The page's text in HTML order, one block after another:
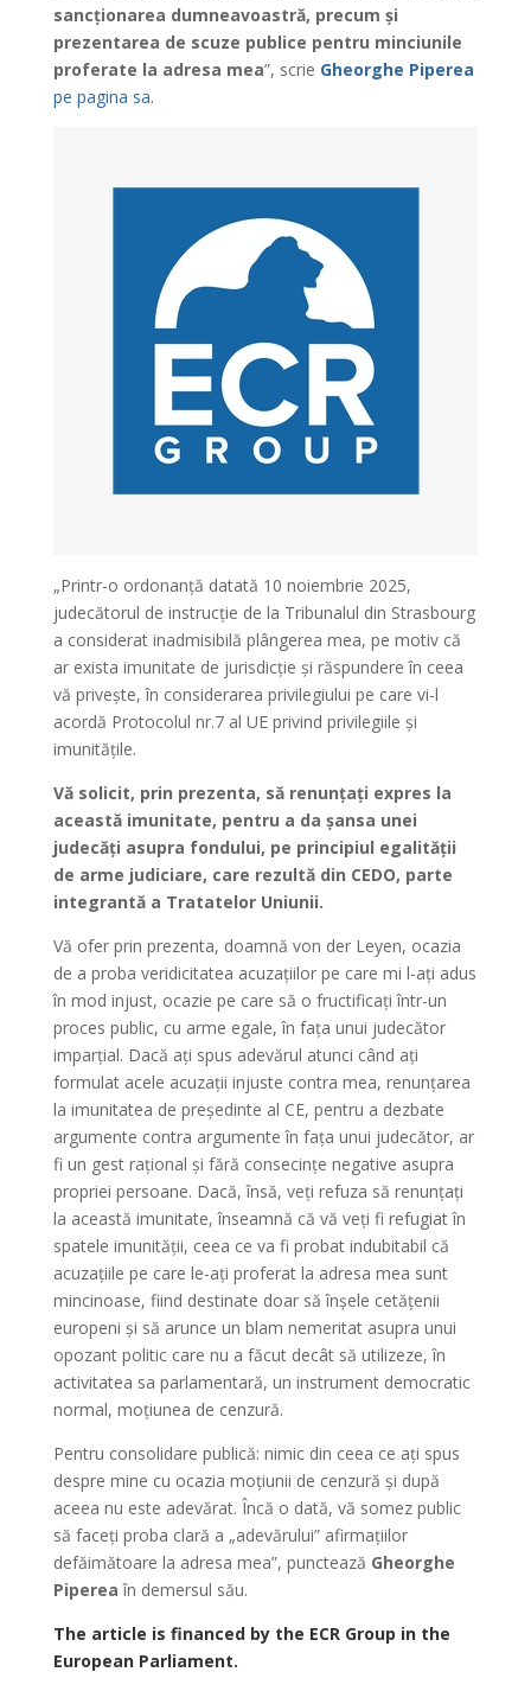
sancționarea dumneavoastră, precum și
prezentarea de scuze publice pentru minciunile
proferate la adresa mea”, scrie Gheorghe Piperea
pe pagina sa.
„Printr-o ordonanță datată 10 noiembrie 2025,
judecătorul de instrucție de la Tribunalul din Strasbourg
a considerat inadmisibilă plângerea mea, pe motiv că
ar exista imunitate de jurisdicție și răspundere în ceea
vă privește, în considerarea privilegiului pe care vi-l
acordă Protocolul nr.7 al UE privind privilegiile și
imunitățile.
Vă solicit, prin prezenta, să renunțați expres la
această imunitate, pentru a da șansa unei
judecăți asupra fondului, pe principiul egalității
de arme judiciare, care rezultă din CEDO, parte
integrantă a Tratatelor Uniunii.
Vă ofer prin prezenta, doamnă von der Leyen, ocazia
de a proba veridicitatea acuzațiilor pe care mi l-ați adus
în mod injust, ocazie pe care să o fructificați într-un
proces public, cu arme egale, în fața unui judecător
imparțial. Dacă ați spus adevărul atunci când ați
formulat acele acuzații injuste contra mea, renunțarea
la imunitatea de președinte al CE, pentru a dezbate
argumente contra argumente în fața unui judecător, ar
fi un gest rațional și fără consecințe negative asupra
propriei persoane. Dacă, însă, veți refuza să renunțați
la această imunitate, înseamnă că vă veți fi refugiat în
spatele imunității, ceea ce va fi probat indubitabil că
acuzațiile pe care le-ați proferat la adresa mea sunt
mincinoase, fiind destinate doar să înșele cetățenii
europeni și să arunce un blam nemeritat asupra unui
opozant politic care nu a făcut decât să utilizeze, în
activitatea sa parlamentară, un instrument democratic
normal, moțiunea de cenzură.
Pentru consolidare publică: nimic din ceea ce ați spus
despre mine cu ocazia moțiunii de cenzură și după
aceea nu este adevărat. Încă o dată, vă somez public
să faceți proba clară a „adevărului” afirmațiilor
defăimătoare la adresa mea”, punctează Gheorghe
Piperea în demersul său.
The article is financed by the ECR Group in the
European Parliament.